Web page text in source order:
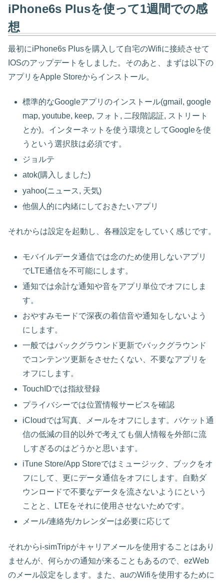
iPhone6s Plusを使って1週間での感
想
最初にiPhone6s Plusを購入して自宅のWifiに接続させて
IOSのアップデートをしました。そのあと、まずは以下の
アプリをApple Storeからインストール。
標準的なGoogleアプリのインストール(gmail, google
map, youtube, keep, フォト, 二段階認証, ストリート
とか)。インターネットを使う環境としてGoogleを使
うという選択肢は必須です。
ジョルテ
atok(購入しました)
yahoo(ニュース, 天気)
他個人的に内緒にしておきたいアプリ
それからは設定を起動し、各種設定をしていく感じです。
モバイルデータ通信では念のため使用しないアプリ
でLTE通信を不可能にします。
通知では余計な通知や音をアプリ単位でオフにしま
す。
おやすみモードで深夜の着信音や通知をしないよう
にします。
一般ではバックグラウンド更新でバックグラウンド
でコンテンツ更新をさせたくない、不要なアプリを
オフにします。
TouchIDでは指紋登録
プライバシーでは位置情報サービスを確認
iCloudでは写真、メールをオフにします。パケット通
信の低減の目的以外で考えても個人情報を外部に流
しすぎるのはどうかと思います。
iTune Store/App Storeではミュージック、ブックをオ
フにして、更にデータ通信をオフにします。自動ダ
ウンロードで不要なデータを流さないようにという
ことと、LTEをそれに使用させないためです。
メール/連絡先/カレンダーは必要に応じて
それからi-simTripがキャリアメールを使用することはあり
ませんが、何らかの通知が来ることもあるので、ezWeb
のメール設定をします。また、auのWifiを使用するために